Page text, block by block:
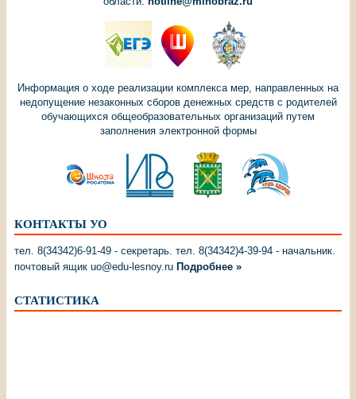
Информация о ходе реализации комплекса мер, направленных на
недопущение незаконных сборов денежных средств с родителей
обучающихся общеобразовательных организаций путем
заполнения электронной формы
КОНТАКТЫ УО
тел. 8(34342)6-91-49 - секретарь. тел. 8(34342)4-39-94 - начальник.
почтовый ящик uo@edu-lesnoy.ru Подробнее »
СТАТИСТИКА